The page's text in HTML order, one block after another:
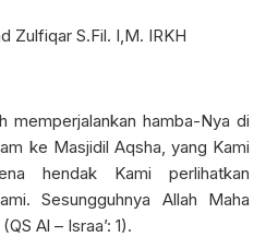
Zulfiqar S.Fil. I,M. IRKH
memperjalankan hamba-Nya di
ke Masjidil Aqsha, yang Kami
hendak Kami perlihatkan
Sesungguhnya Allah Maha
Al – Israa’: 1).